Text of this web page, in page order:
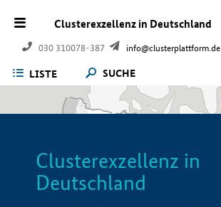
Clusterexzellenz in Deutschland
030 310078-387 info@clusterplattform.de
LISTE SUCHE
Clusterexzellenz in
Deutschland